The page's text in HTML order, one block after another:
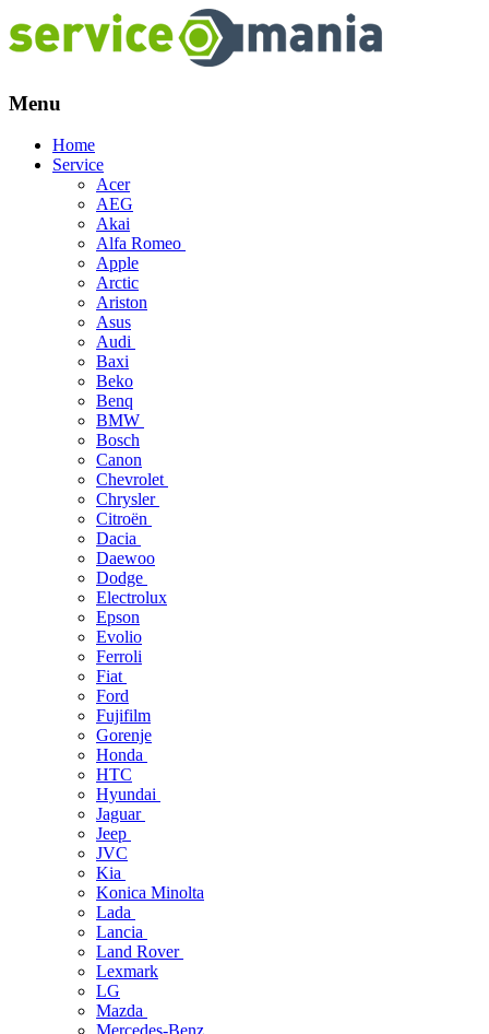
Menu
Skip
Home
Service
Acer
AEG
Akai
Alfa Romeo
Apple
Arctic
Ariston
Asus
Audi
Baxi
Beko
Benq
BMW
Bosch
Canon
Chevrolet
Chrysler
Citroën
Dacia
Daewoo
Dodge
Electrolux
Epson
Evolio
Ferroli
Fiat
Ford
Fujifilm
Gorenje
Honda
HTC
Hyundai
Jaguar
Jeep
JVC
Kia
Konica Minolta
Lada
Lancia
Land Rover
Lexmark
LG
Mazda